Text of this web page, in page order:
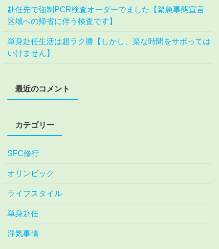
赴任先で強制PCR検査オーダーでました【緊急事態宣言
区域への帰省に伴う検査です】
単身赴任生活は超ラク勝【しかし、楽な時間をサボっては
いけません】
最近のコメント
カテゴリー
SFC修行
オリンピック
ライフスタイル
単身赴任
浮気事情